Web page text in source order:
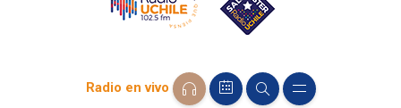
Radio en vivo